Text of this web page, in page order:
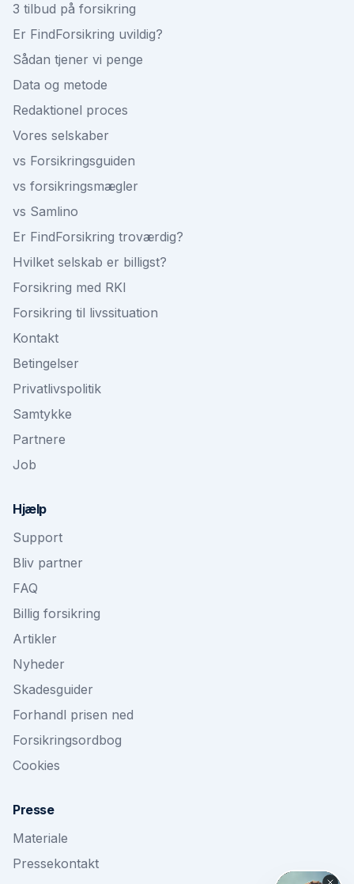
3 tilbud på forsikring
Er FindForsikring uvildig?
Sådan tjener vi penge
Data og metode
Redaktionel proces
Vores selskaber
vs Forsikringsguiden
vs forsikringsmægler
vs Samlino
Er FindForsikring troværdig?
Hvilket selskab er billigst?
Forsikring med RKI
Forsikring til livssituation
Kontakt
Betingelser
Privatlivspolitik
Samtykke
Partnere
Job
Hjælp
Support
Bliv partner
FAQ
Billig forsikring
Artikler
Nyheder
Skadesguider
Forhandl prisen ned
Forsikringsordbog
Cookies
Presse
Materiale
Pressekontakt